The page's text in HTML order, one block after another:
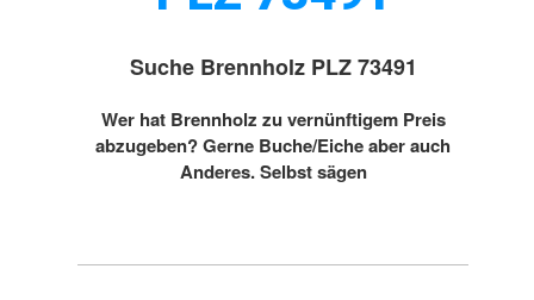
Suche Brennholz PLZ 73491
Wer hat Brennholz zu vernünftigem Preis
abzugeben? Gerne Buche/Eiche aber auch
Anderes. Selbst sägen